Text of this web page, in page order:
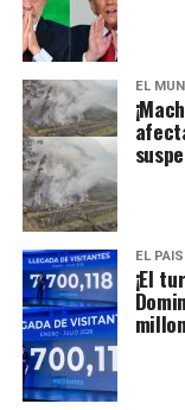
EL
EL PAIS
¡El